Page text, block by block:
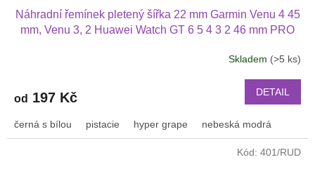
Náhradní řemínek pletený šířka 22 mm Garmin Venu 4 45
mm, Venu 3, 2 Huawei Watch GT 6 5 4 3 2 46 mm PRO
je
z
5
Skladem (>5 ks)
od 197 Kč DETAIL
černá s bílou pistacie hyper grape nebeská modrá
Kód: 401/RUD